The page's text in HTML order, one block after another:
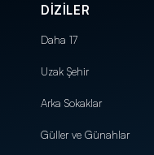
DİZİLER
Daha 17
Uzak Şehir
Arka Sokaklar
Güller ve Günahlar